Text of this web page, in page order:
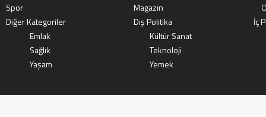
Spor
Magazin
Diğer Kategoriler
Dış Politika
İç
Emlak
Kültür Sanat
Sağlık
Teknoloji
Yaşam
Yemek